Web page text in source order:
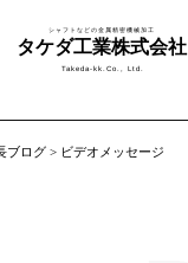
シャフトなどの金属精密機械加工
タケダ工業株式会社
Takeda-kk.Co., Ltd.
ブログ > ビデオメッセージ